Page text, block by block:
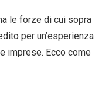
le forze di cui sopra
per un’esperienza
imprese. Ecco come